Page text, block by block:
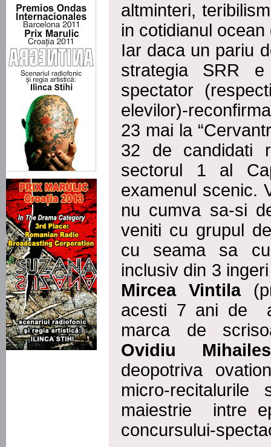
altminteri,
in cotidianul ocean
Iar daca un pariu
strategia SRR
spectator
elevilor)-
23 mai la
32 de candidati
sectorul 1 al
examenul scenic.
nu cumva sa-si
veniti cu grupul
cu seama sa
inclusiv din 3
Mircea Vintila
acesti 7 ani de
marca de
Ovidiu
deopotriva
micro-
maiestrie intre
concursului-